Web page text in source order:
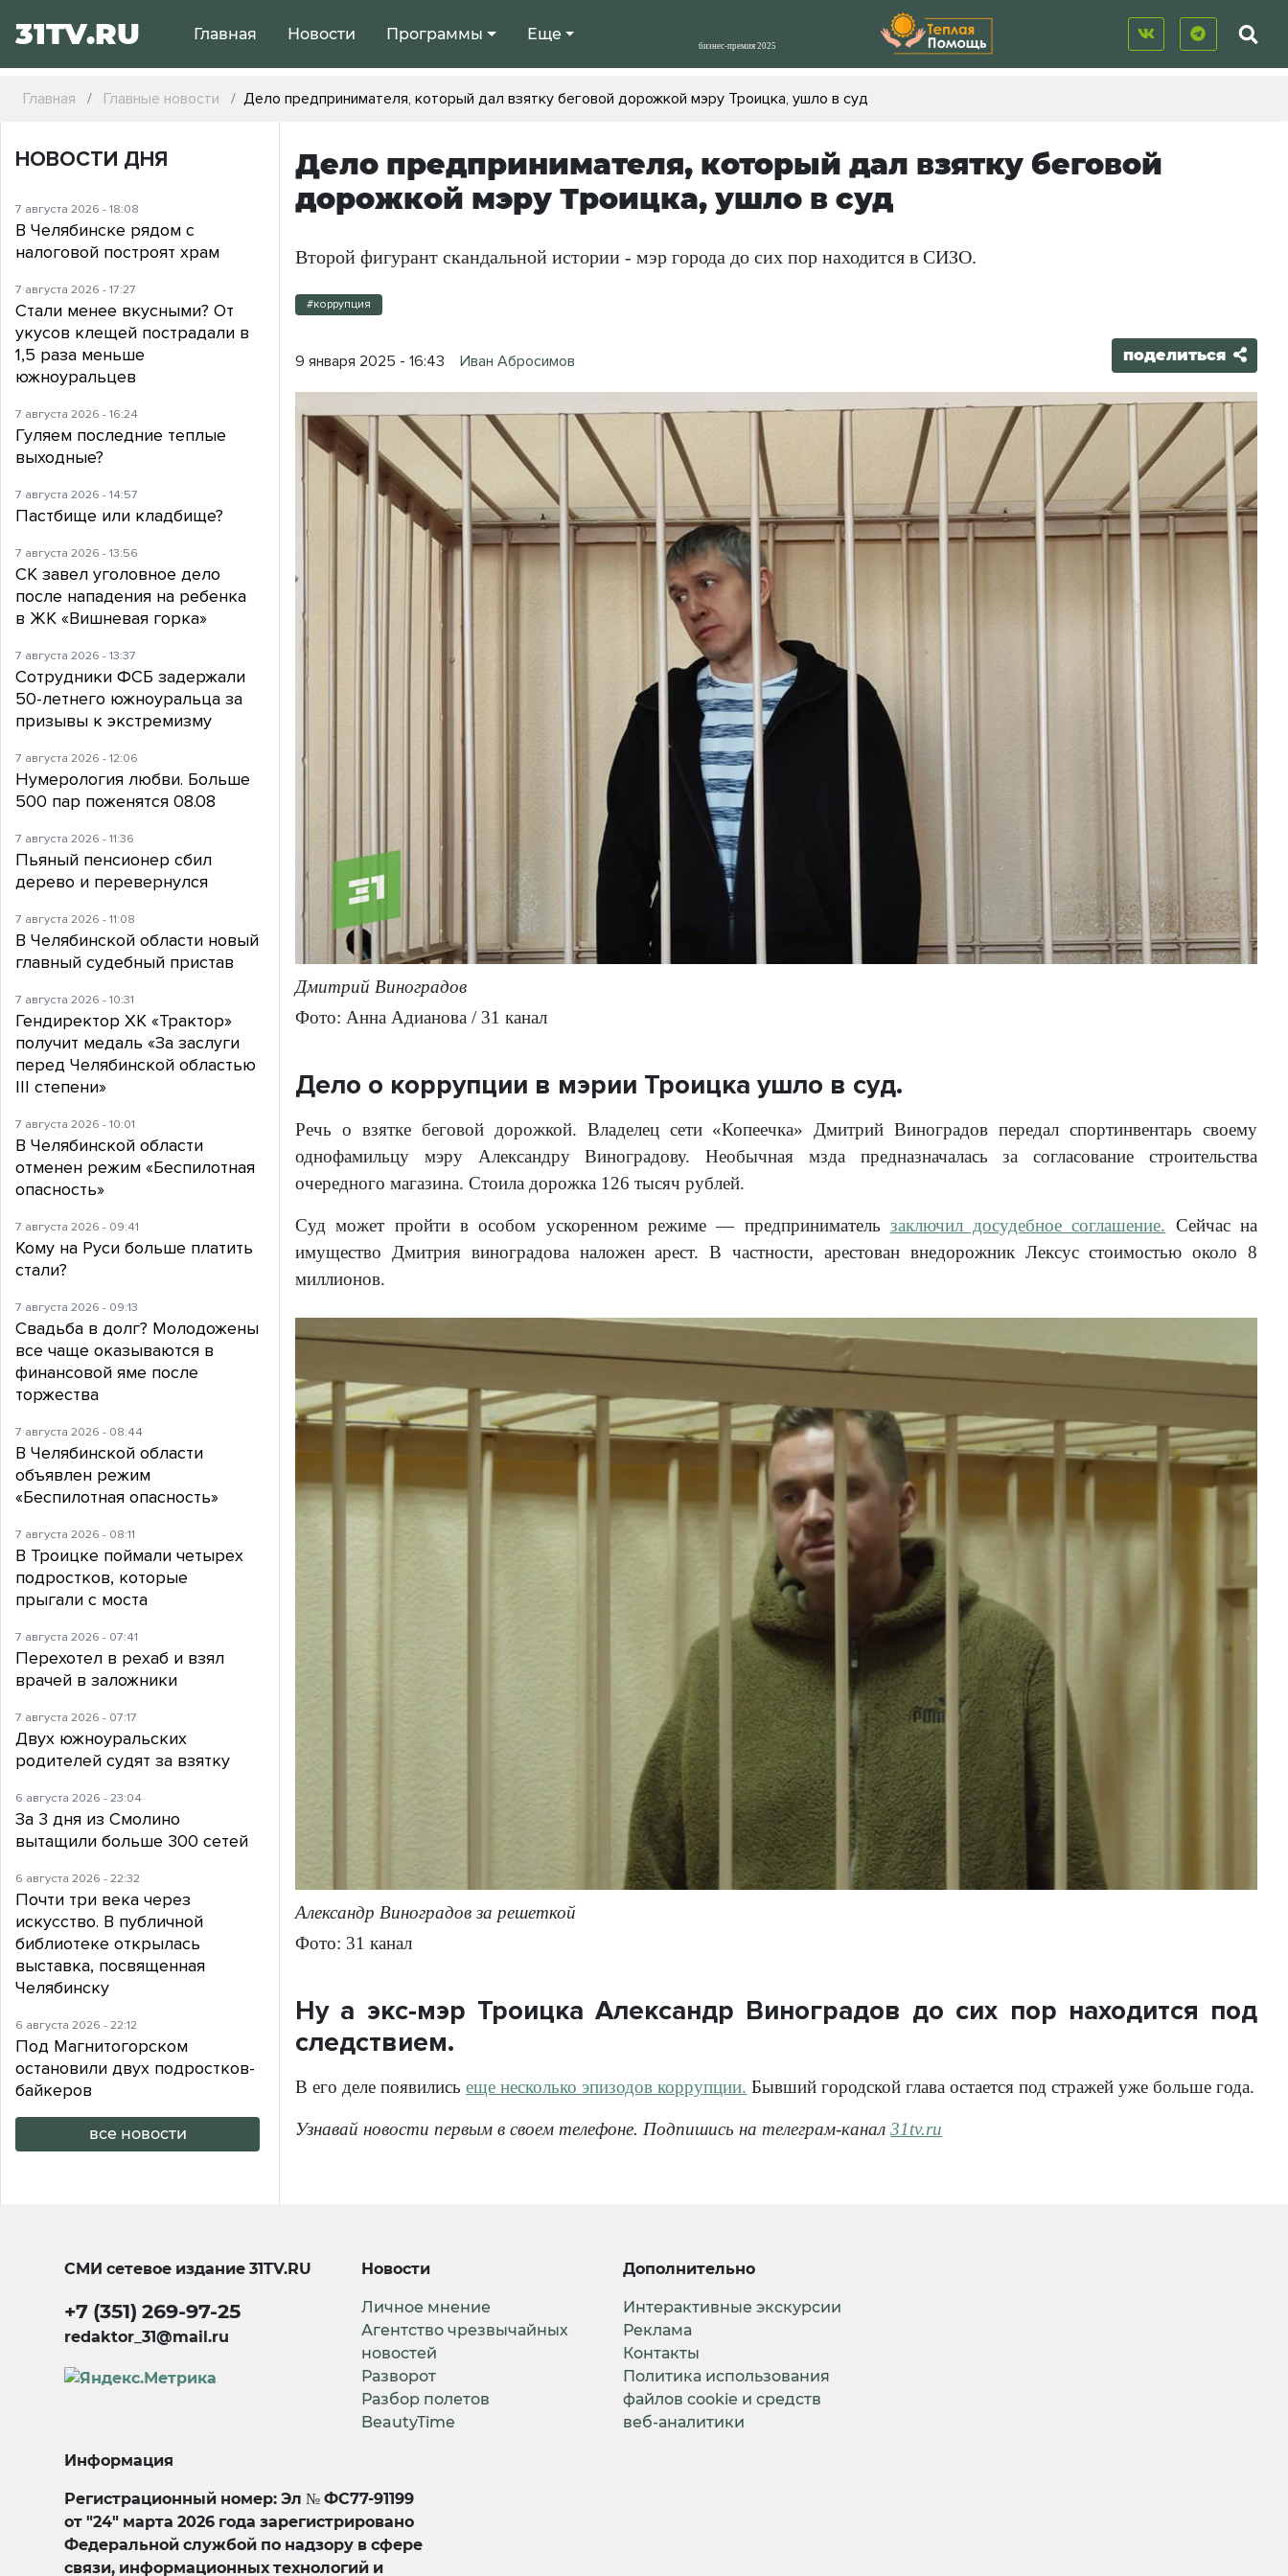
31TV.RU Главная Новости Программы Еще
Главная Главные новости Дело предпринимателя, который дал взятку беговой дорожкой мэру Троицка, ушло в суд
Дело предпринимателя, который дал взятку беговой
дорожкой мэру Троицка, ушло в суд
Второй фигурант скандальной истории - мэр города до сих пор находится в СИЗО.
#коррупция
9 января 2025 - 16:43 Иван Абросимов поделиться
Дмитрий Виноградов
Фото: Анна Адианова / 31 канал
Дело о коррупции в мэрии Троицка ушло в суд.
Речь о взятке беговой дорожкой. Владелец сети «Копеечка» Дмитрий Виноградов передал спортинвентарь своему
однофамильцу мэру Александру Виноградову. Необычная мзда предназначалась за согласование строительства
очередного магазина. Стоила дорожка 126 тысяч рублей.
Суд может пройти в особом ускоренном режиме — предприниматель заключил досудебное соглашение. Сейчас на
имущество Дмитрия виноградова наложен арест. В частности, арестован внедорожник Лексус стоимостью около 8
миллионов.
Александр Виноградов за решеткой
Фото: 31 канал
Ну а экс-мэр Троицка Александр Виноградов до сих пор находится под
следствием.
В его деле появилисьеще несколько эпизодов коррупции. Бывший городской глава остается под стражей уже больше года.
Узнавай новости первым в своем телефоне. Подпишись на телеграм-канал31tv.ru
НОВОСТИ ДНЯ
7 августа 2026 - 18:08
В Челябинске рядом с
налоговой построят храм
7 августа 2026 - 17:27
Стали менее вкусными? От
укусов клещей пострадали в
1,5 раза меньше
южноуральцев
7 августа 2026 - 16:24
Гуляем последние теплые
выходные?
7 августа 2026 - 14:57
Пастбище или кладбище?
7 августа 2026 - 13:56
СК завел уголовное дело
после нападения на ребенка
в ЖК «Вишневая горка»
7 августа 2026 - 13:37
Сотрудники ФСБ задержали
50-летнего южноуральца за
призывы к экстремизму
7 августа 2026 - 12:06
Нумерология любви. Больше
500 пар поженятся 08.08
7 августа 2026 - 11:36
Пьяный пенсионер сбил
дерево и перевернулся
7 августа 2026 - 11:08
В Челябинской области новый
главный судебный пристав
7 августа 2026 - 10:31
Гендиректор ХК «Трактор»
получит медаль «За заслуги
перед Челябинской областью
III степени»
7 августа 2026 - 10:01
В Челябинской области
отменен режим «Беспилотная
опасность»
7 августа 2026 - 09:41
Кому на Руси больше платить
стали?
7 августа 2026 - 09:13
Свадьба в долг? Молодожены
все чаще оказываются в
финансовой яме после
торжества
7 августа 2026 - 08:44
В Челябинской области
объявлен режим
«Беспилотная опасность»
7 августа 2026 - 08:11
В Троицке поймали четырех
подростков, которые
прыгали с моста
7 августа 2026 - 07:41
Перехотел в рехаб и взял
врачей в заложники
7 августа 2026 - 07:17
Двух южноуральских
родителей судят за взятку
6 августа 2026 - 23:04
За 3 дня из Смолино
вытащили больше 300 сетей
6 августа 2026 - 22:32
Почти три века через
искусство. В публичной
библиотеке открылась
выставка, посвященная
Челябинску
6 августа 2026 - 22:12
Под Магнитогорском
остановили двух подростков-
байкеров
все новости
СМИ сетевое издание31TV.RU
+7 (351) 269-97-25
redaktor_31@mail.ru
Новости
Личное мнение
Агентство чрезвычайных
новостей
Разворот
Разбор полетов
BeautyTime
Дополнительно
Интерактивные экскурсии
Реклама
Контакты
Политика использования
файлов cookie и средств
веб-аналитики
Информация
Регистрационный номер: Эл № ФС77-91199
от "24" марта 2026 года зарегистрировано
Федеральной службой по надзору в сфере
связи, информационных технологий и